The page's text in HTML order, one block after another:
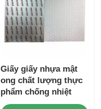
Giấy giấy nhựa mật
ong chất lượng thực
phẩm chống nhiệt
chống mỡ giấy bọc